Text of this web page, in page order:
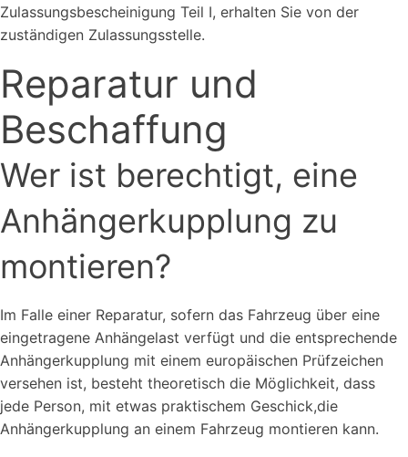
Zulassungsbescheinigung Teil I, erhalten Sie von der
zuständigen Zulassungsstelle.
Reparatur und
Beschaffung
Wer ist berechtigt, eine
Anhängerkupplung zu
montieren?
Im Falle einer Reparatur, sofern das Fahrzeug über eine
eingetragene Anhängelast verfügt und die entsprechende
Anhängerkupplung mit einem europäischen Prüfzeichen
versehen ist, besteht theoretisch die Möglichkeit, dass
jede Person, mit etwas praktischem Geschick,die
Anhängerkupplung an einem Fahrzeug montieren kann.